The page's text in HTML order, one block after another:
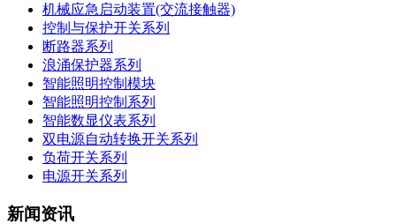
机械应急启动装置(交流接触器)
控制与保护开关系列
断路器系列
浪涌保护器系列
智能照明控制模块
智能照明控制系列
智能数显仪表系列
双电源自动转换开关系列
负荷开关系列
电源开关系列
新闻资讯